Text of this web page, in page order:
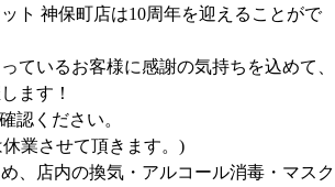
ト 神保町店は10周年を迎えることがで
ているお客様に感謝の気持ちを込めて、
ます！
認ください。
休業させて頂きます。)
、店内の換気・アルコール消毒・マスク